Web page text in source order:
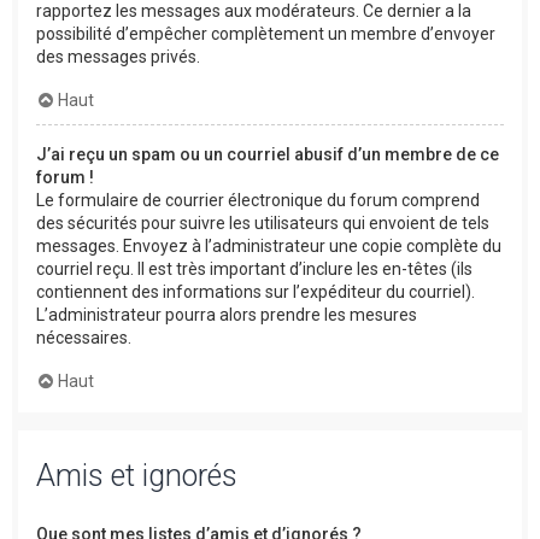
rapportez les messages aux modérateurs. Ce dernier a la
possibilité d’empêcher complètement un membre d’envoyer
des messages privés.
Haut
J’ai reçu un spam ou un courriel abusif d’un membre de ce
forum !
Le formulaire de courrier électronique du forum comprend
des sécurités pour suivre les utilisateurs qui envoient de tels
messages. Envoyez à l’administrateur une copie complète du
courriel reçu. Il est très important d’inclure les en-têtes (ils
contiennent des informations sur l’expéditeur du courriel).
L’administrateur pourra alors prendre les mesures
nécessaires.
Haut
Amis et ignorés
Que sont mes listes d’amis et d’ignorés ?